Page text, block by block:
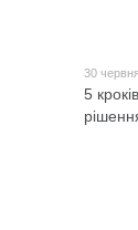
30
5